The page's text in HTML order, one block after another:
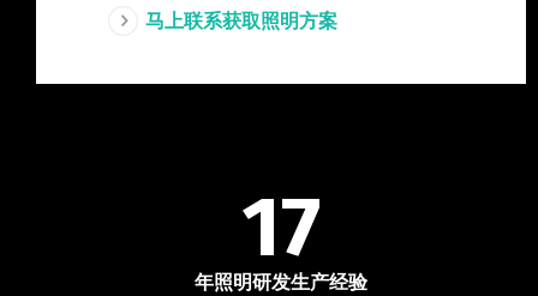
马上联系获取照明方案
17
年照明研发生产经验